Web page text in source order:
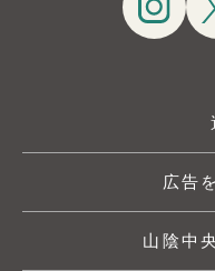
広告
山陰中